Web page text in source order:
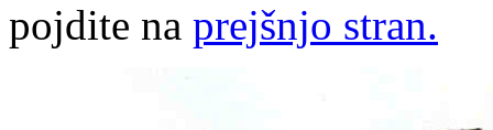
pojdite na prejšnjo stran.